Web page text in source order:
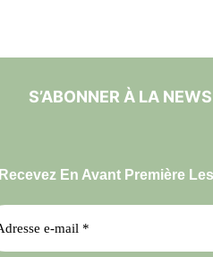
S’ABONNER À LA
Recevez En Avant Première